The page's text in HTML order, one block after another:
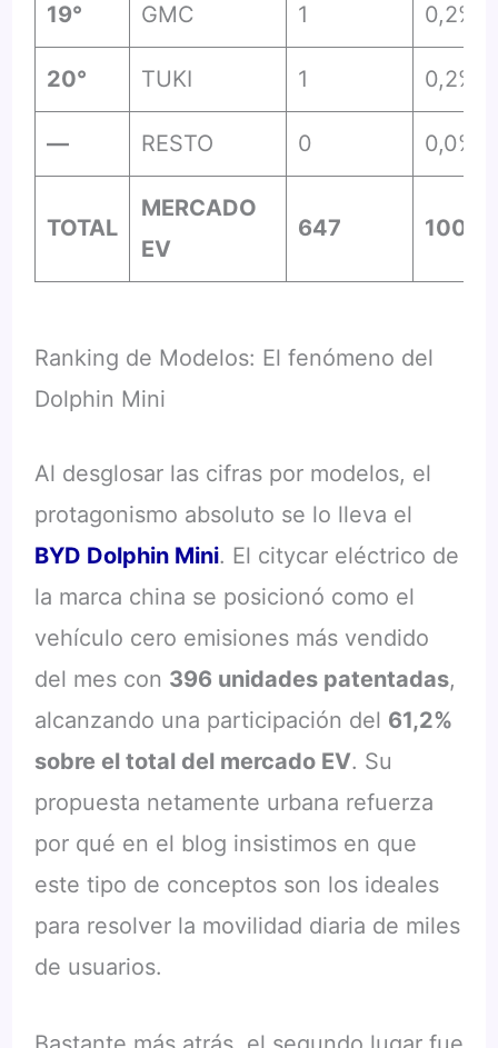
19° GMC 1 0,2%
20° TUKI 1 0,2%
— RESTO 0 0,0%
TOTAL
MERCADO
EV
647 100%
Ranking de Modelos: El fenómeno del
Dolphin Mini
Al desglosar las cifras por modelos, el
protagonismo absoluto se lo lleva el
BYD Dolphin Mini. El citycar eléctrico de
la marca china se posicionó como el
vehículo cero emisiones más vendido
del mes con 396 unidades patentadas,
alcanzando una participación del 61,2%
sobre el total del mercado EV. Su
propuesta netamente urbana refuerza
por qué en el blog insistimos en que
este tipo de conceptos son los ideales
para resolver la movilidad diaria de miles
de usuarios.